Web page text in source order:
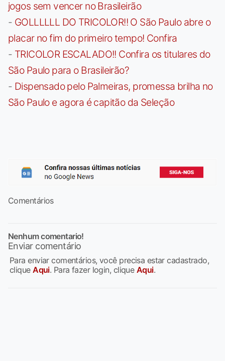
jogos sem vencer no Brasileirão
- GOLLLLLL DO TRICOLOR!! O São Paulo abre o
placar no fim do primeiro tempo! Confira
- TRICOLOR ESCALADO!! Confira os titulares do
São Paulo para o Brasileirão?
- Dispensado pelo Palmeiras, promessa brilha no
São Paulo e agora é capitão da Seleção
Comentários
Nenhum comentario!
Enviar comentário
Para enviar comentários, você precisa estar cadastrado,
cliqueAqui. Para fazer login, clique Aqui.